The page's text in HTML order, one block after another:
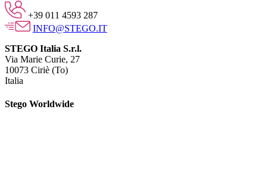
+39 011 4593 287
INFO@STEGO.IT
STEGO Italia S.r.l.
Via Marie Curie, 27
10073 Ciriè (To)
Italia
Stego Worldwide